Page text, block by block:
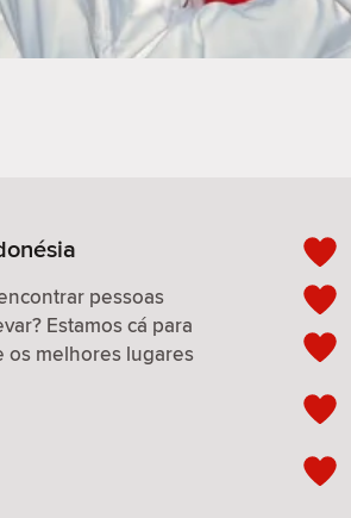
pessoas
Estamos cá para
os melhores lugares